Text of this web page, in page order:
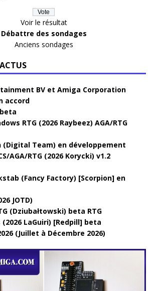
Voir le résultat
Débattre des sondages
Anciens sondages
BV et Amiga Corporation
accord
RTG (2026 Raybeez) AGA/RTG
(Digital Team) en développement
AGA/RTG (2026 Korycki) v1.2
(Fancy Factory) [Scorpion] en
JOTD)
(Dziubałtowski) beta RTG
LaGuiri) [Redpill] beta
(Juillet à Décembre 2026)